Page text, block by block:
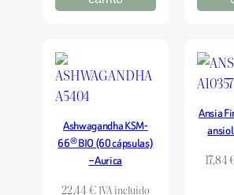
Ashwagandha KSM-
66® BIO (60 cápsulas)
– Aurica
22,44€ IVA incluido
Ansia
17,84